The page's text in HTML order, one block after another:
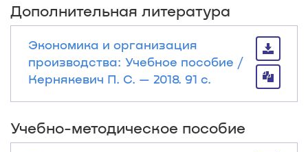
Дополнительная литература
Экономика и организация
производства: Учебное пособие /
Кернякевич П. С. — 2018. 91 с.
Учебно-методическое пособие